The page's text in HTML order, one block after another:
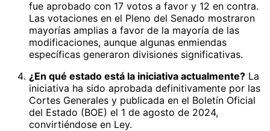
fue aprobado con 17 votos a favor y 12 en contra.
Las votaciones en el Pleno del Senado mostraron
mayorías amplias a favor de la mayoría de las
modificaciones, aunque algunas enmiendas
específicas generaron divisiones significativas.
¿En qué estado está la iniciativa actualmente? La
iniciativa ha sido aprobada definitivamente por las
Cortes Generales y publicada en el Boletín Oficial
del Estado (BOE) el 1 de agosto de 2024,
convirtiéndose en Ley.